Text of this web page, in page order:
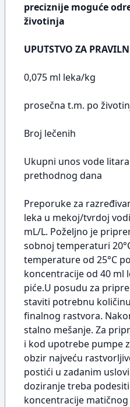
preciznije moguće
životinja
UPUTSTVO ZA
0,075 ml leka/kg
prosečna t.m. po
Broj lečenih
Ukupni unos vode
prethodnog dana
Preporuke za
leka u mekoj/tvrdoj vodi
mL/L. Poželjno je
sobnoj temperaturi
temperature od 25°C
koncentracije od 40 ml
piće.U posudu za
staviti potrebnu
finalnog rastvora.
stalno mešanje. Za
i kod upotrebe pumpe
obzir najveću
postići u zadanim
doziranje treba
koncentracije